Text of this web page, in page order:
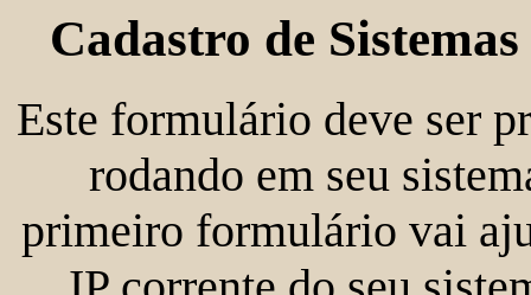
Cadastro de
Este formulário deve ser
rodando em seu
primeiro formulário vai